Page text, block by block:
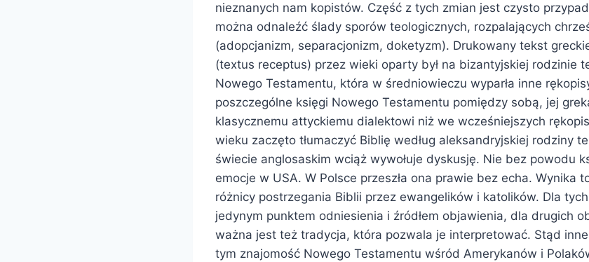
nieznanych nam kopistów. Część z tych zmian jest czysto
można odnaleźć ślady sporów teologicznych, rozpalających
(adopcjanizm, separacjonizm, doketyzm). Drukowany tekst
(textus receptus) przez wieki oparty był na bizantyjskiej rodzinie
Nowego Testamentu, która w średniowieczu wyparła inne
poszczególne księgi Nowego Testamentu pomiędzy sobą, jej
klasycznemu attyckiemu dialektowi niż we wcześniejszych
wieku zaczęto tłumaczyć Biblię według aleksandryjskiej rodziny
świecie anglosaskim wciąż wywołuje dyskusję. Nie bez powodu
emocje w USA. W Polsce przeszła ona prawie bez echa. Wynika
różnicy postrzegania Biblii przez ewangelików i katolików. Dla
jedynym punktem odniesienia i źródłem objawienia, dla drugich
ważna jest też tradycja, która pozwala je interpretować. Stąd
tym znajomość Nowego Testamentu wśród Amerykanów i